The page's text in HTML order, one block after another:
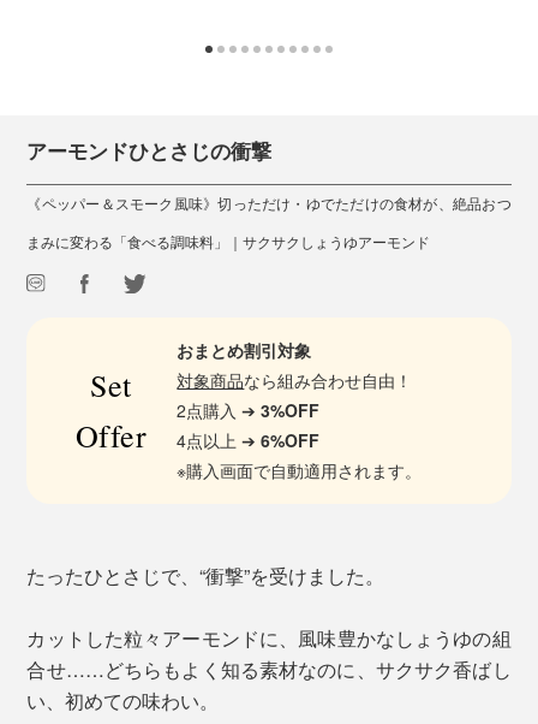
アーモンドひとさじの衝撃
《ペッパー＆スモーク風味》切っただけ・ゆでただけの食材が、絶品おつ
まみに変わる「食べる調味料」｜サクサクしょうゆアーモンド
Set
Offer
おまとめ割引対象
対象商品なら組み合わせ自由！
2点購入 ➔3%OFF
4点以上 ➔6%OFF
※購入画面で自動適用されます。
たったひとさじで、“衝撃”を受けました。
カットした粒々アーモンドに、風味豊かなしょうゆの組
合せ……どちらもよく知る素材なのに、サクサク香ばし
い、初めての味わい。